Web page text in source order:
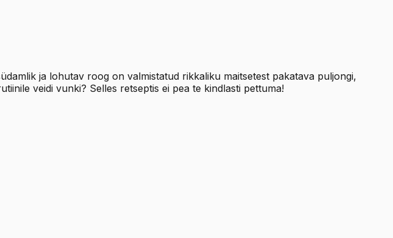
ja lohutav roog on valmistatud rikkaliku maitsetest pakatava puljongi,
veidi vunki? Selles retseptis ei pea te kindlasti pettuma!